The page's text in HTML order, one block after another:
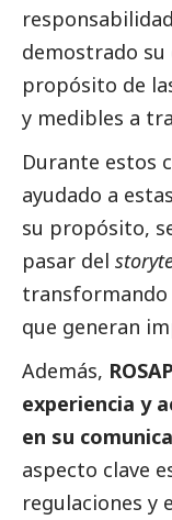
responsabilidad
demostrado
propósito de
y medibles a
Durante estos
ayudado a
su propósito,
pasar del
transformando
que generan
Además,
experiencia y
en su
aspecto clave
regulaciones y